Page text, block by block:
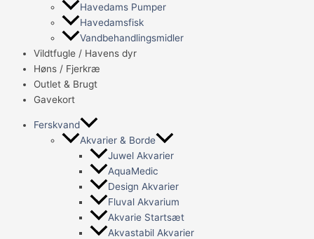
Havedams Pumper
Havedamsfisk
Vandbehandlingsmidler
Vildtfugle / Havens dyr
Høns / Fjerkræ
Outlet & Brugt
Gavekort
Ferskvand
Akvarier & Borde
Juwel Akvarier
AquaMedic
Design Akvarier
Fluval Akvarium
Akvarie Startsæt
Akvastabil Akvarier